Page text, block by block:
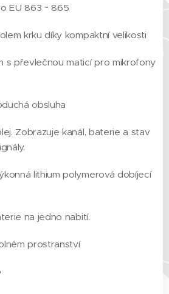
EU 863 ~ 865
krku díky kompaktní velikosti
s převlečnou maticí pro mikrofony
obsluha
Zobrazuje kanál, baterie a stav
lithium polymerová dobíjecí
na jedno nabití.
prostranství